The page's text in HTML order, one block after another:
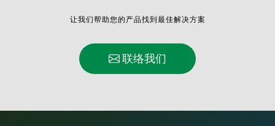
让我们帮助您的产品找到最佳解决方案
联络我们